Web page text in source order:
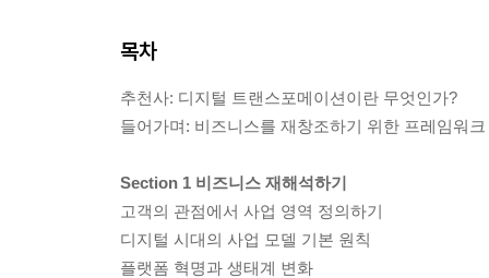
목차
추천사: 디지털 트랜스포메이션이란 무엇인가?
들어가며: 비즈니스를 재창조하기 위한 프레임워크
Section 1 비즈니스 재해석하기
고객의 관점에서 사업 영역 정의하기
디지털 시대의 사업 모델 기본 원칙
플랫폼 혁명과 생태계 변화